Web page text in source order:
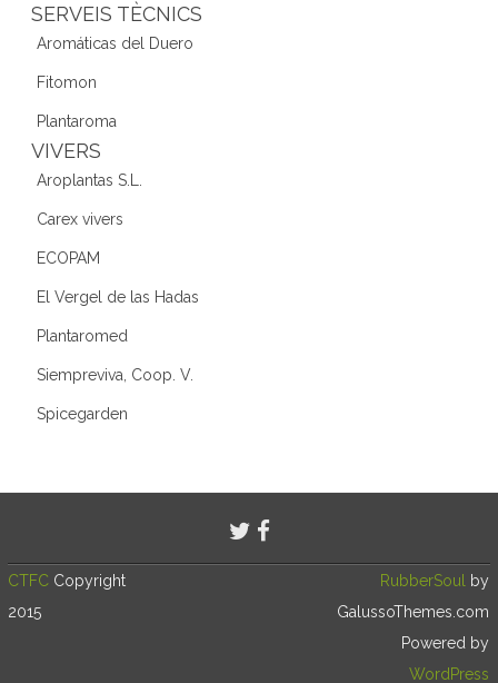
SERVEIS TÈCNICS
Aromáticas del Duero
Fitomon
Plantaroma
VIVERS
Aroplantas S.L.
Carex vivers
ECOPAM
El Vergel de las Hadas
Plantaromed
Siempreviva, Coop. V.
Spicegarden
CTFC Copyright
2015
RubberSoul
by
GalussoThemes.com
Powered by
WordPress